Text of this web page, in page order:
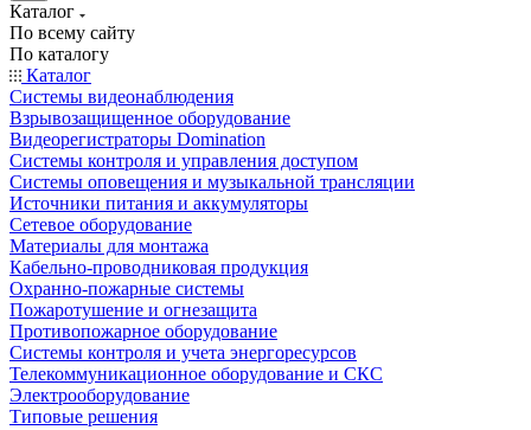
Каталог
По всему сайту
По каталогу
Каталог
Системы видеонаблюдения
Взрывозащищенное оборудование
Видеорегистраторы Domination
Системы контроля и управления доступом
Системы оповещения и музыкальной трансляции
Источники питания и аккумуляторы
Сетевое оборудование
Материалы для монтажа
Кабельно-проводниковая продукция
Охранно-пожарные системы
Пожаротушение и огнезащита
Противопожарное оборудование
Системы контроля и учета энергоресурсов
Телекоммуникационное оборудование и СКС
Электрооборудование
Типовые решения